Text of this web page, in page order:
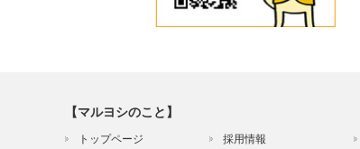
【マルヨシのこと】
トップページ
採用情報